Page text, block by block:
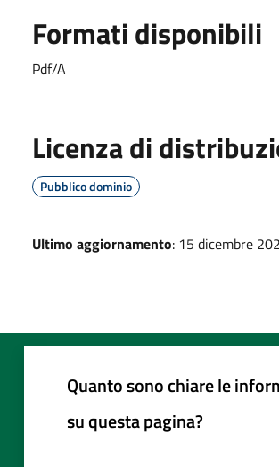
Formati disponibili
Pdf/A
Licenza di
Pubblico dominio
Ultimo aggiornamento: 15 dicembre
Quanto sono chiare le
su questa pagina?